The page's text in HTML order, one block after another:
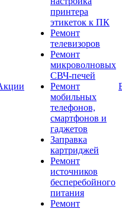
принтера
этикеток к ПК
Ремонт
телевизоров
Ремонт
микроволновых
СВЧ-печей
Ремонт
мобильных
телефонов,
смартфонов и
гаджетов
Заправка
картриджей
Ремонт
источников
бесперебойного
питания
Ремонт